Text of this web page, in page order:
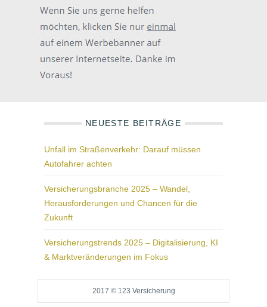
NEUESTE BEITRÄGE
Unfall im Straßenverkehr: Darauf müssen
Autofahrer achten
Versicherungsbranche 2025 – Wandel,
Herausforderungen und Chancen für die
Zukunft
Versicherungstrends 2025 – Digitalisierung, KI
& Marktveränderungen im Fokus
2017 © 123 Versicherung